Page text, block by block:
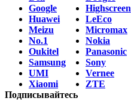
Google
Highscreen
Huawei
LeEco
Meizu
Micromax
No.1
Nokia
Oukitel
Panasonic
Samsung
Sony
UMI
Vernee
Xiaomi
ZTE
Подписывайтесь